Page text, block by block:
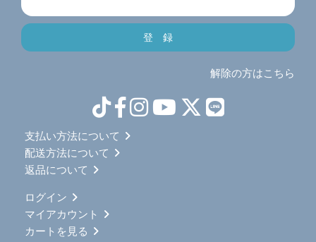
解除の方はこちら
支払い方法について
配送方法について
返品について
ログイン
マイアカウント
カートを見る